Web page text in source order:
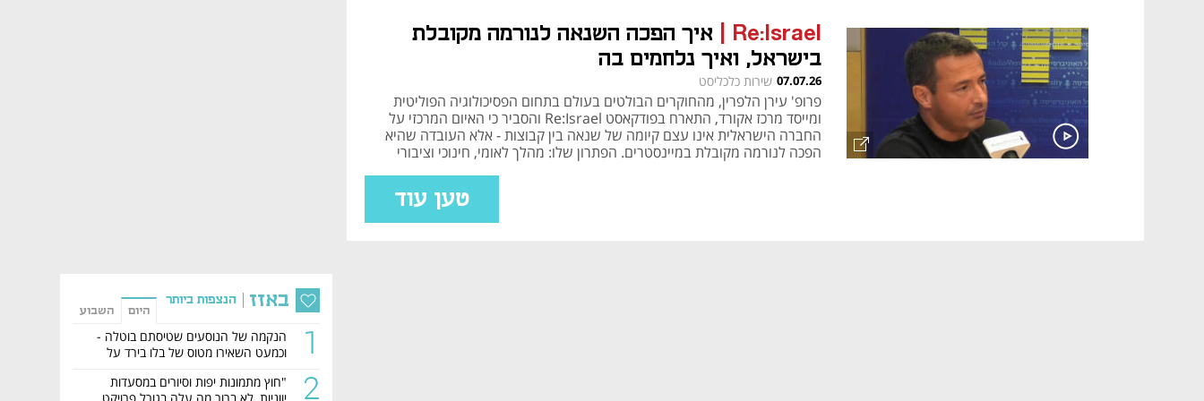
באזז הנצפות ביותר
היום השבוע
1
הנקמה של הנוסעים שטיסתם בוטלה -
וכמעט השאירו מטוס של בלו בירד על
2
"חוץ מתמונות יפות וסיורים במסעדות
Re:Israel
איך הפכה השנאה לנורמה מקובלת
בישראל, ואיך נלחמים בה
07.07.26 שירות כלכליסט
פרופ' עירן הלפרין, מהחוקרים הבולטים בעולם בתחום הפסיכולוגיה הפוליטית
ומייסד מרכז אקורד, התארח בפודקאסט Re:Israel והסביר כי האיום המרכזי על
החברה הישראלית אינו עצם קיומה של שנאה בין קבוצות - אלא העובדה שהיא
הפכה לנורמה מקובלת במיינסטרים. הפתרון שלו: מהלך לאומי, חינוכי וציבורי
טען עוד